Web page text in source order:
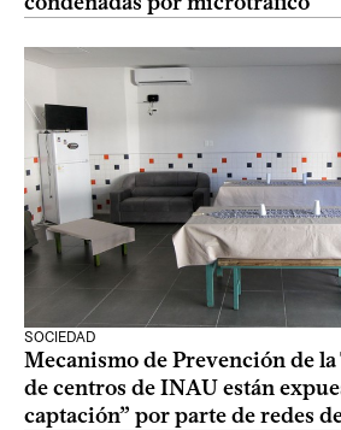
SOCIEDAD
Mecanismo de Prevención de
de centros de INAU están
captación” por parte de redes